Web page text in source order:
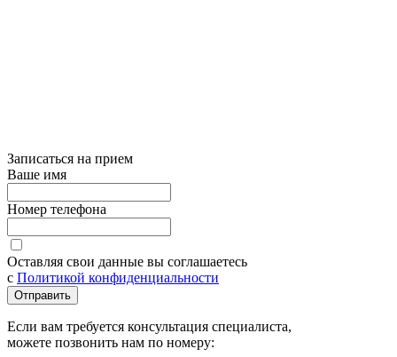
Записаться на прием
Ваше имя
Номер телефона
Оставляя свои данные вы соглашаетесь
с Политикой конфиденциальности
Отправить
Если вам требуется консультация специалиста,
можете позвонить нам по номеру: